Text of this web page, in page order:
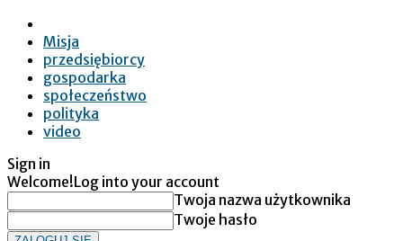
Misja
przedsiębiorcy
gospodarka
społeczeństwo
polityka
video
Sign in
Welcome!Log into your account
Twoja nazwa użytkownika
Twoje hasło